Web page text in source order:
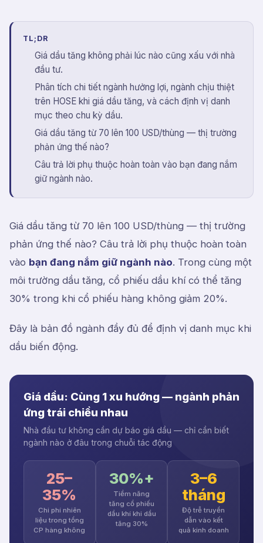
TL;DR
Giá dầu tăng không phải lúc nào cũng xấu với nhà
đầu tư.
Phân tích chi tiết ngành hưởng lợi, ngành chịu thiệt
trên HOSE khi giá dầu tăng, và cách định vị danh
mục theo chu kỳ dầu.
Giá dầu tăng từ 70 lên 100 USD/thùng — thị trường
phản ứng thế nào?
Câu trả lời phụ thuộc hoàn toàn vào bạn đang nắm
giữ ngành nào.
Giá dầu tăng từ 70 lên 100 USD/thùng — thị trường
phản ứng thế nào? Câu trả lời phụ thuộc hoàn toàn
vào bạn đang nắm giữ ngành nào. Trong cùng một
môi trường dầu tăng, cổ phiếu dầu khí có thể tăng
30% trong khi cổ phiếu hàng không giảm 20%.
Đây là bản đồ ngành đầy đủ để định vị danh mục khi
dầu biến động.
Giá dầu: Cùng 1 xu hướng — ngành phản
ứng trái chiều nhau
Nhà đầu tư không cần dự báo giá dầu — chỉ cần biết
ngành nào ở đâu trong chuỗi tác động
25–
35%
Chi phí nhiên
liệu trong tổng
CP hàng không
30%+
Tiềm năng
tăng cổ phiếu
dầu khí khi dầu
tăng 30%
3–6
tháng
Độ trễ truyền
dẫn vào kết
quả kinh doanh